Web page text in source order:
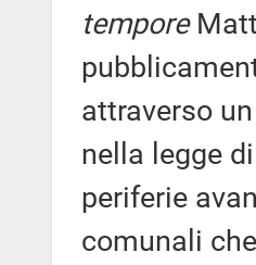
tempore
attraverso
nella legge
periferie
comunali